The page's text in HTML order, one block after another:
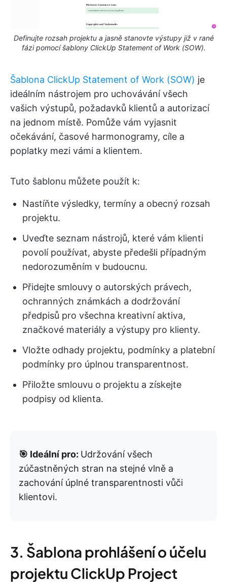
Definujte rozsah projektu a jasně stanovte výstupy již v rané
fázi pomocí šablony ClickUp Statement of Work (SOW).
Šablona ClickUp Statement of Work (SOW) je
ideálním nástrojem pro uchovávání všech
vašich výstupů, požadavků klientů a autorizací
na jednom místě. Pomůže vám vyjasnit
očekávání, časové harmonogramy, cíle a
poplatky mezi vámi a klientem.
Tuto šablonu můžete použít k:
Nastíňte výsledky, termíny a obecný rozsah
projektu.
Uveďte seznam nástrojů, které vám klienti
povolí používat, abyste předešli případným
nedorozuměním v budoucnu.
Přidejte smlouvy o autorských právech,
ochranných známkách a dodržování
předpisů pro všechna kreativní aktiva,
značkové materiály a výstupy pro klienty.
Vložte odhady projektu, podmínky a platební
podmínky pro úplnou transparentnost.
Přiložte smlouvu o projektu a získejte
podpisy od klienta.
🎯 Ideální pro: Udržování všech
zúčastněných stran na stejné vlně a
zachování úplné transparentnosti vůči
klientovi.
3. Šablona prohlášení o účelu
projektu ClickUp Project